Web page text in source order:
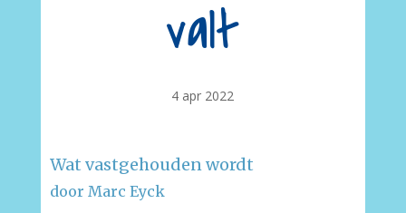
valt
4 apr 2022
Wat vastgehouden wordt
door Marc Eyck